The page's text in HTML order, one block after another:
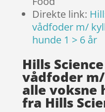
Direkte link:
vådfoder m/
hunde 1 > 6 år
Hills
vådfoder
alle voksne
fra Hills